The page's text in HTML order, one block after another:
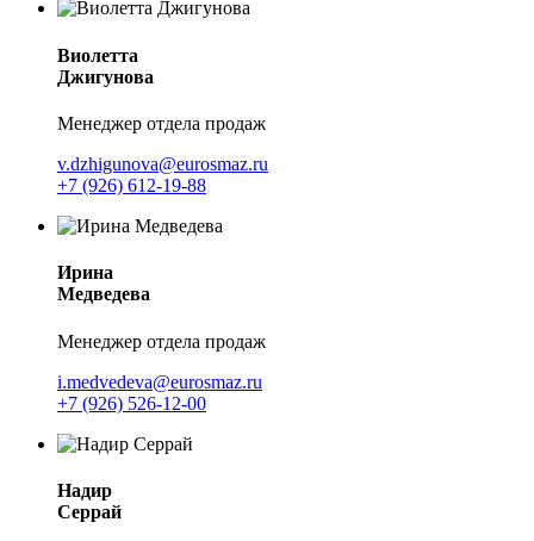
Виолетта
Джигунова
Менеджер отдела продаж
v.dzhigunova@eurosmaz.ru
+7 (926) 612-19-88
Ирина
Медведева
Менеджер отдела продаж
i.medvedeva@eurosmaz.ru
+7 (926) 526-12-00
Надир
Серрай